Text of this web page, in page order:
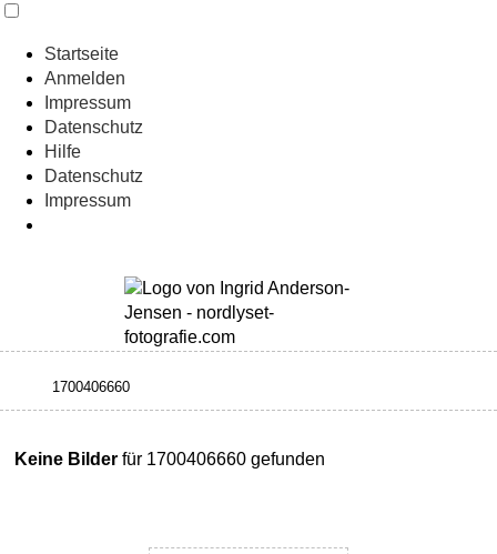
Startseite
Anmelden
Impressum
Datenschutz
Hilfe
Datenschutz
Impressum
Keine Bilder für 1700406660 gefunden